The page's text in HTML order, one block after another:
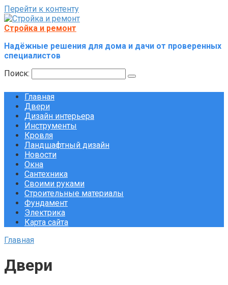
Перейти к контенту
Стройка и ремонт
Надёжные решения для дома и дачи от проверенных
специалистов
Поиск:
Главная
Двери
Дизайн интерьера
Инструменты
Кровля
Ландшафтный дизайн
Новости
Окна
Сантехника
Своими руками
Строительные материалы
Фундамент
Электрика
Карта сайта
Главная
Двери